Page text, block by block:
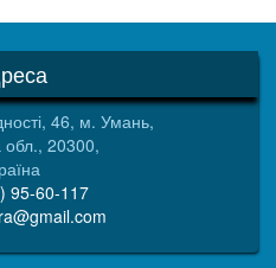
46, м. Умань,
обл., 20300,
95-60-117